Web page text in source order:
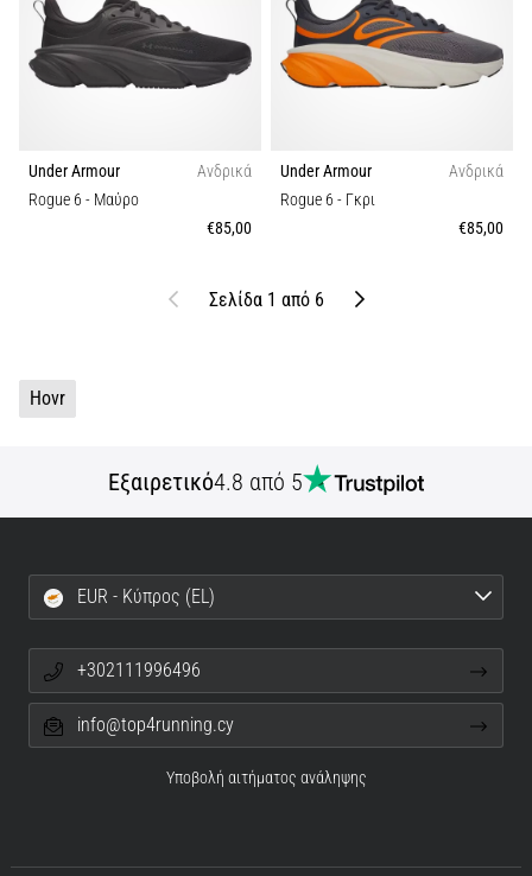
Under Armour
Ανδρικά
Rogue 6 - Μαύρο
€85,00
Under Armour
Ανδρικά
Rogue 6 - Γκρι
€85,00
Προηγούμενο
Σελίδα 1 από 6 Επόμενο
Hovr
Εξαιρετικό4.8 από 5
EUR - Κύπρος (EL)
+302111996496
info@top4running.cy
Υποβολή αιτήματος ανάληψης